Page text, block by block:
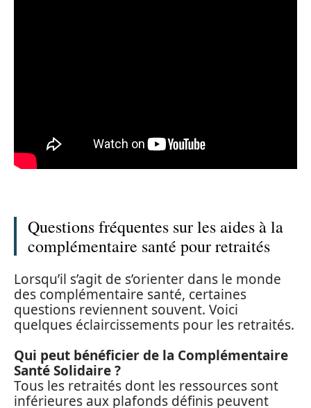
Questions fréquentes sur les aides à la
complémentaire santé pour retraités
Lorsqu’il s’agit de s’orienter dans le monde
des complémentaire santé, certaines
questions reviennent souvent. Voici
quelques éclaircissements pour les retraités.
Qui peut bénéficier de la Complémentaire
Santé Solidaire ?
Tous les retraités dont les ressources sont
inférieures aux plafonds définis peuvent